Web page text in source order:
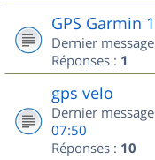
GPS Garmin
Dernier
Réponses : 1
gps velo
Dernier
07:50
Réponses : 10